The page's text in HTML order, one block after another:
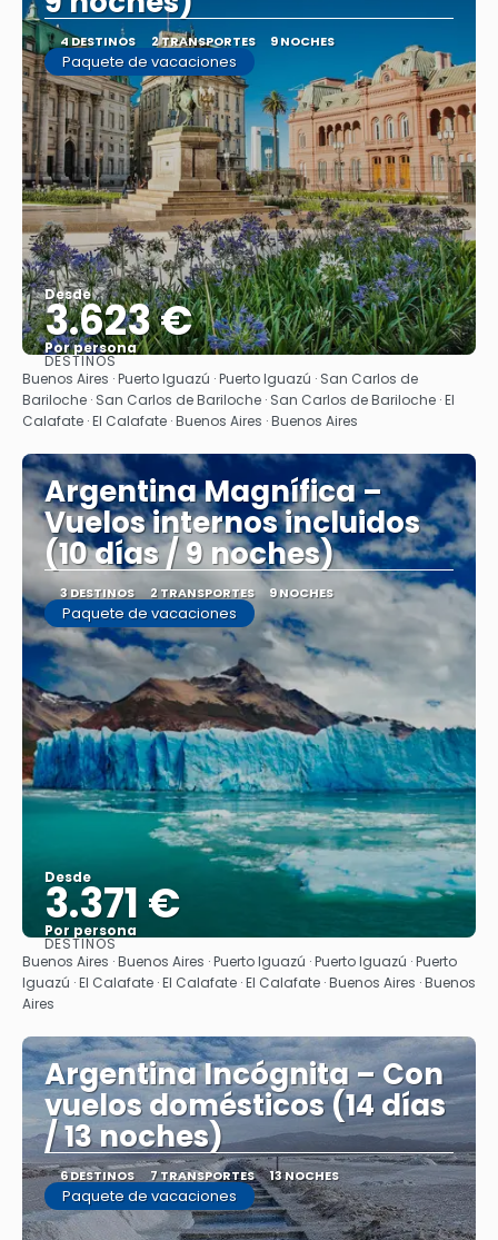
4 DESTINOS 2 TRANSPORTES 9 NOCHES
Paquete de vacaciones
Desde
3.623 €
Por persona
Ver
DESTINOS
Buenos Aires · Puerto Iguazú · Puerto Iguazú · San Carlos de
Bariloche · San Carlos de Bariloche · San Carlos de Bariloche · El
Calafate · El Calafate · Buenos Aires · Buenos Aires
Argentina Magnífica –
Vuelos internos incluidos
(10 días / 9 noches)
3 DESTINOS 2 TRANSPORTES 9 NOCHES
Paquete de vacaciones
Desde
3.371 €
Por persona
Ver
DESTINOS
Buenos Aires · Buenos Aires · Puerto Iguazú · Puerto Iguazú · Puerto
Iguazú · El Calafate · El Calafate · El Calafate · Buenos Aires · Buenos
Aires
Argentina Incógnita – Con
vuelos domésticos (14 días
/ 13 noches)
6 DESTINOS 7 TRANSPORTES 13 NOCHES
Paquete de vacaciones